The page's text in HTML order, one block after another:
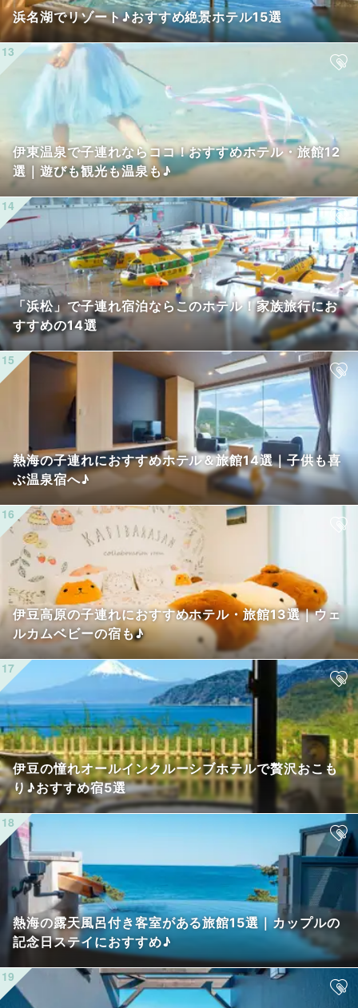
浜名湖でリゾート♪おすすめ絶景ホテル15選
伊東温泉で子連れならココ！おすすめホテル・旅館12
選｜遊びも観光も温泉も♪
「浜松」で子連れ宿泊ならこのホテル！家族旅行にお
すすめの14選
熱海の子連れにおすすめホテル＆旅館14選｜子供も喜
ぶ温泉宿へ♪
伊豆高原の子連れにおすすめホテル・旅館13選｜ウェ
ルカムベビーの宿も♪
伊豆の憧れオールインクルーシブホテルで贅沢おこも
り♪おすすめ宿5選
熱海の露天風呂付き客室がある旅館15選｜カップルの
記念日ステイにおすすめ♪